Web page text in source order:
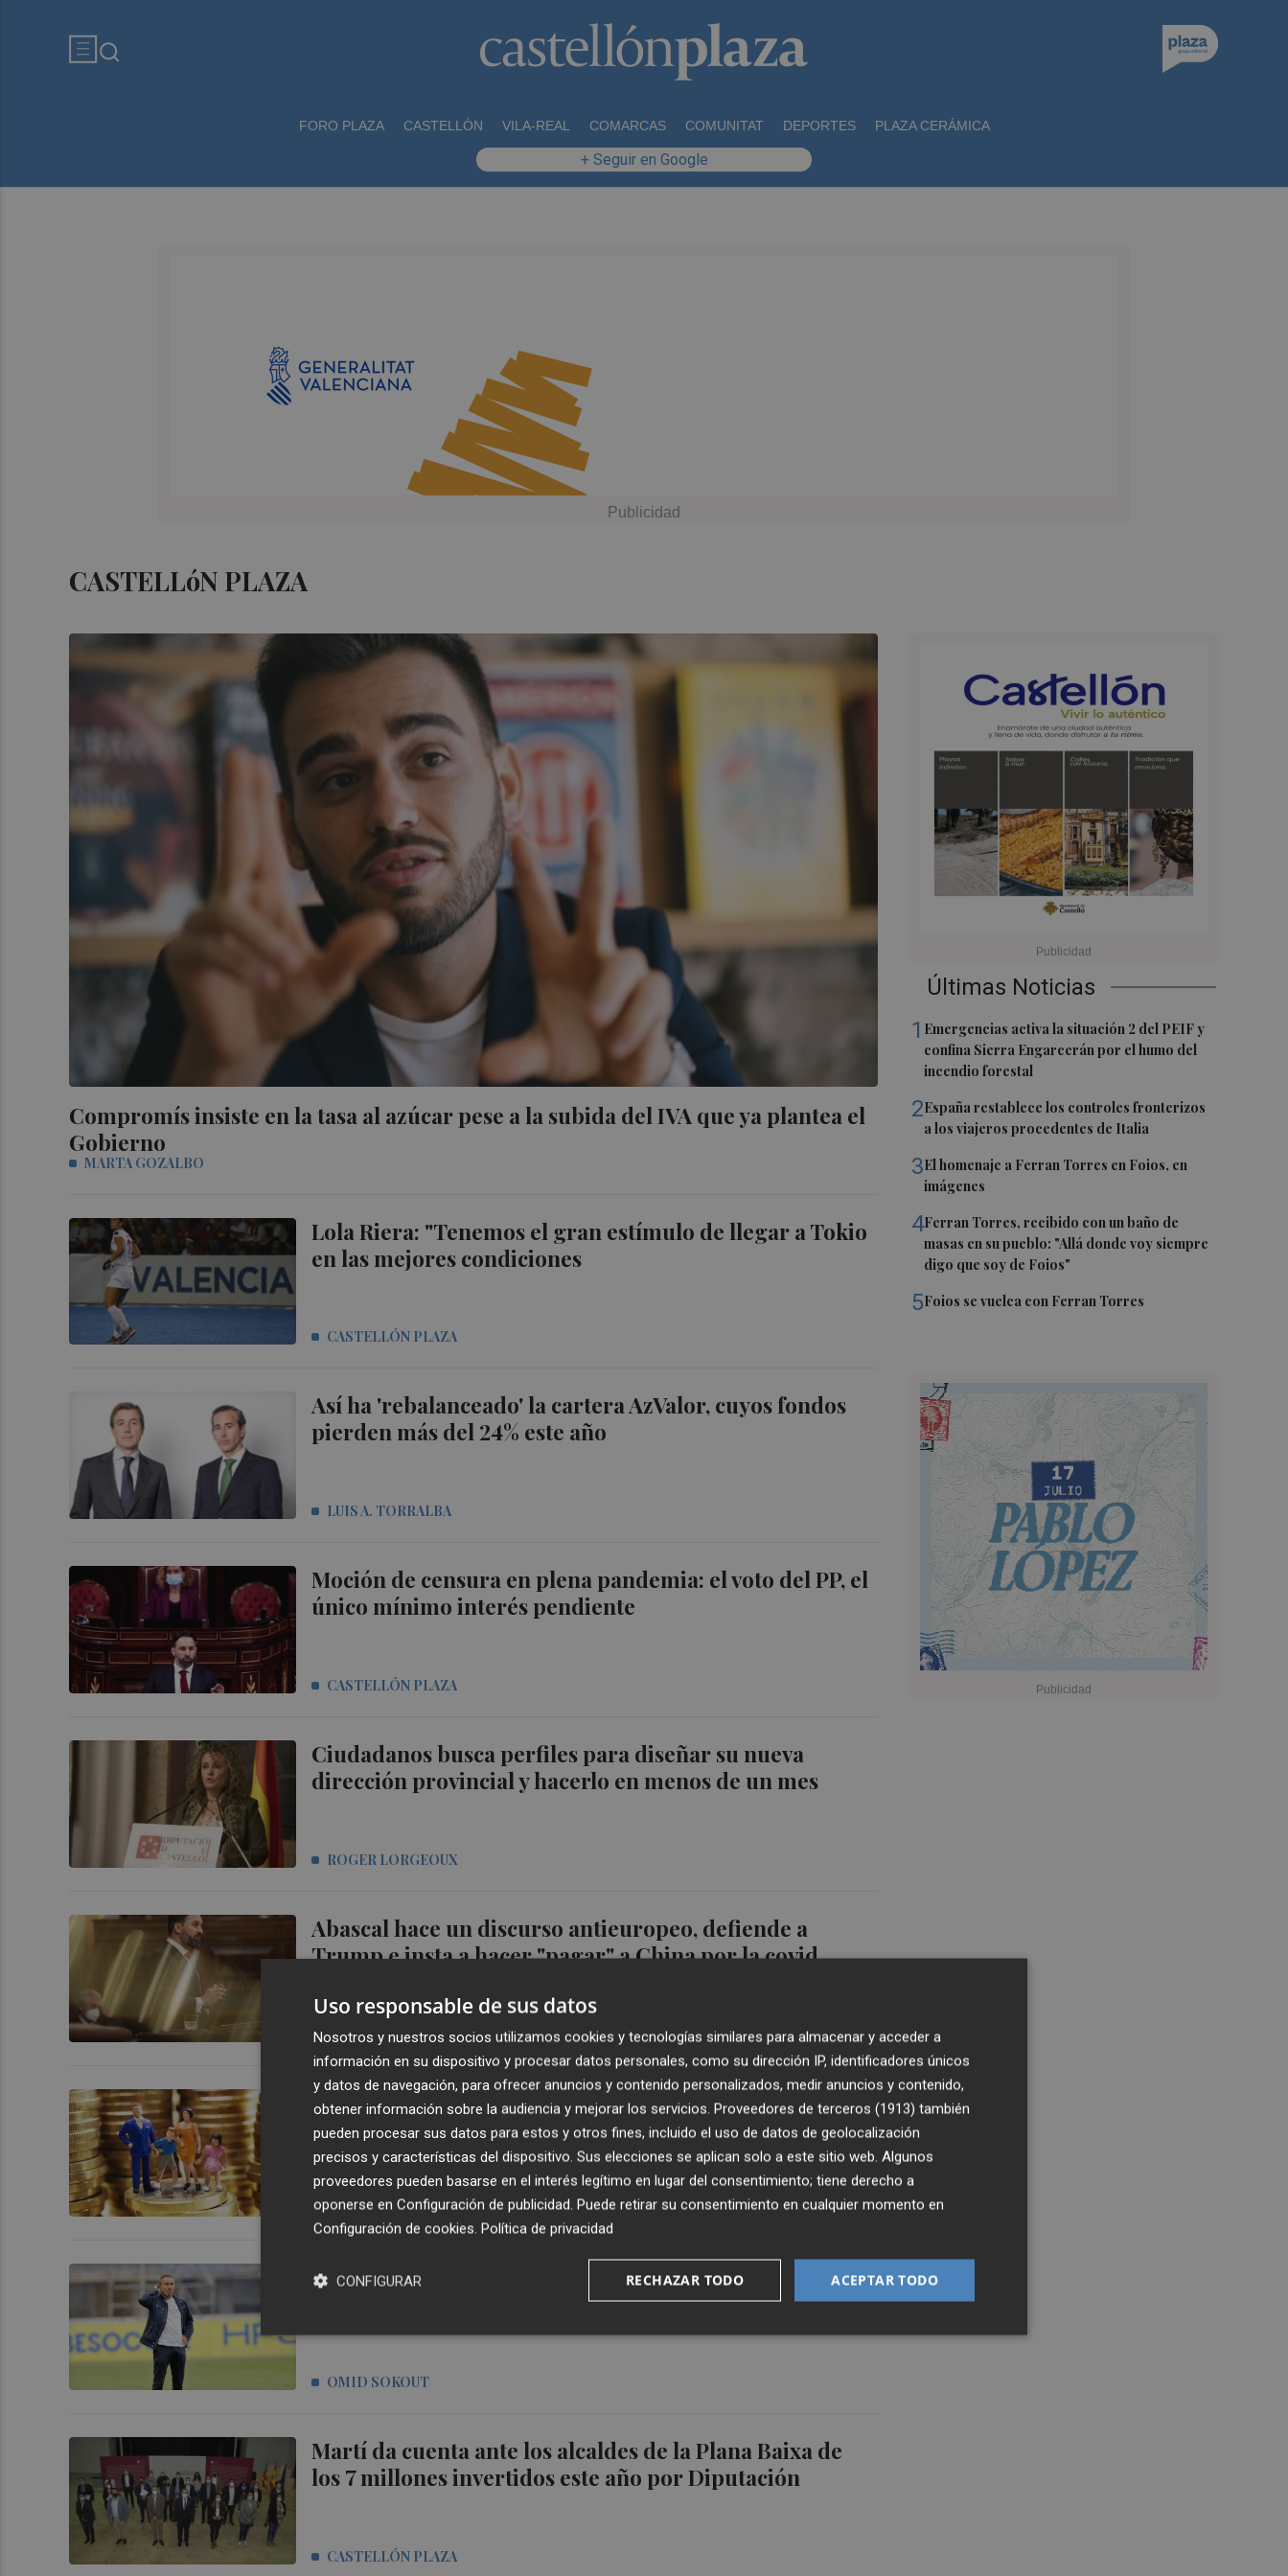
FORO PLAZA CASTELLÓN VILA-REAL COMARCAS COMUNITAT DEPORTES PLAZA CERÁMICA
+ Seguir en Google
CASTELLóN PLAZA
Compromís insiste en la tasa al azúcar pese a la subida del IVA que ya plantea el
Gobierno
MARTA GOZALBO
Lola Riera: "Tenemos el gran estímulo de llegar a Tokio
en las mejores condiciones
CASTELLÓN PLAZA
Así ha 'rebalanceado' la cartera AzValor, cuyos fondos
pierden más del 24% este año
LUIS A. TORRALBA
Moción de censura en plena pandemia: el voto del PP, el
único mínimo interés pendiente
CASTELLÓN PLAZA
Ciudadanos busca perfiles para diseñar su nueva
dirección provincial y hacerlo en menos de un mes
ROGER LORGEOUX
Abascal hace un discurso antieuropeo, defiende a
Trump e insta a hacer "pagar" a China por la covid
CASTELLÓN PLAZA
Las familias españolas rozan el billón de euros en
depósitos y efectivo por el 'efecto coronavirus'
LUIS A. TORRALBA
Cano: "Un golazo y un error nos han condenado
OMID SOKOUT
Martí da cuenta ante los alcaldes de la Plana Baixa de
los 7 millones invertidos este año por Diputación
CASTELLÓN PLAZA
Últimas Noticias
1 Emergencias activa la situación 2 del PEIF y
confina Sierra Engarcerán por el humo del
incendio forestal
2España restablece los controles fronterizos
a los viajeros procedentes de Italia
3El homenaje a Ferran Torres en Foios, en
imágenes
4Ferran Torres, recibido con un baño de
masas en su pueblo: "Allá donde voy siempre
digo que soy de Foios"
5Foios se vuelca con Ferran Torres
Uso responsable de sus datos
Nosotros y nuestros socios utilizamos cookies y tecnologías similares para almacenar y acceder a
información en su dispositivo y procesar datos personales, como su dirección IP, identificadores únicos
y datos de navegación, para ofrecer anuncios y contenido personalizados, medir anuncios y contenido,
obtener información sobre la audiencia y mejorar los servicios. Proveedores de terceros (1913) también
pueden procesar sus datos para estos y otros fines, incluido el uso de datos de geolocalización
precisos y características del dispositivo. Sus elecciones se aplican solo a este sitio web. Algunos
proveedores pueden basarse en el interés legítimo en lugar del consentimiento; tiene derecho a
oponerse en Configuración de publicidad. Puede retirar su consentimiento en cualquier momento en
Configuración de cookies. Política de privacidad
ACEPTAR TODO
RECHAZAR TODO
CONFIGURAR